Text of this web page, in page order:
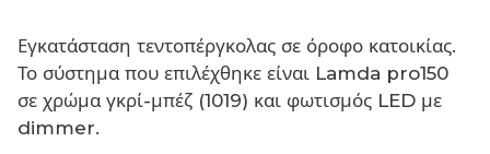
Εγκατάσταση τεντοπέργκολας σε όροφο κατοικίας.
Το σύστημα που επιλέχθηκε είναι Lamda pro150
σε χρώμα γκρί-μπέζ (1019) και φωτισμός LED με
dimmer.